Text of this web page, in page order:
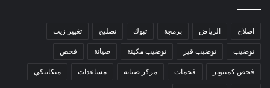
اصلاح الرياض برمجة تبوك تصليح تغيير زيت
توضيب توضيب قير توضيب مكينة صيانة فحص
فحص كمبيوتر فحمات مركز صيانة مساعدات ميكانيكي